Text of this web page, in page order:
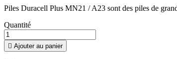
Piles Duracell Plus MN21 / A23 sont des piles de
Quantité
 Ajouter au panier